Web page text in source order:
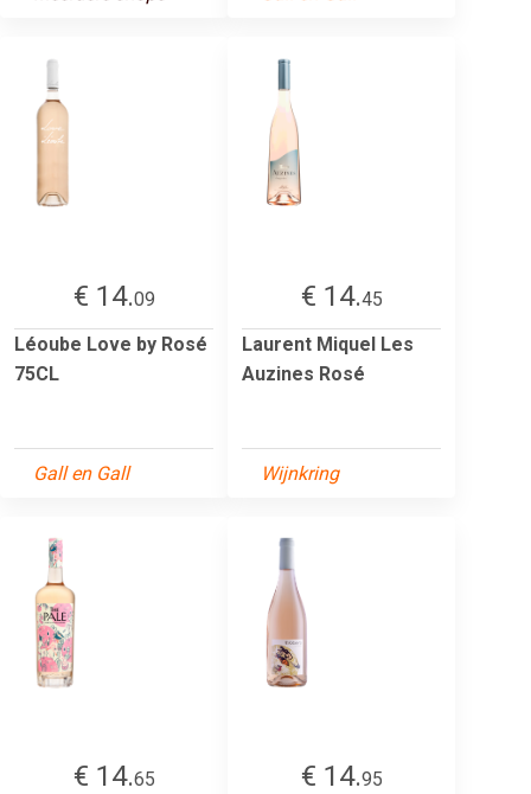
€ 14.09
Léoube Love by Rosé
75CL
Gall en Gall
€ 14.45
Laurent Miquel Les
Auzines Rosé
Wijnkring
€ 14.65
€ 14.95